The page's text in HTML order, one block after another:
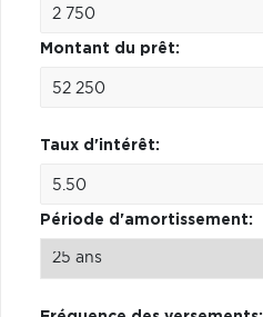
Montant du prêt:
Taux d'intérêt:
Période d'amortissement: